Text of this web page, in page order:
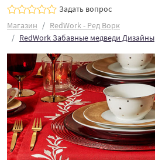
Задать вопрос
Магазин
RedWork - Ред Ворк
RedWork Забавные медведи Дизайны